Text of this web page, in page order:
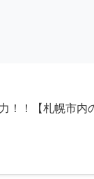
！！【札幌市内